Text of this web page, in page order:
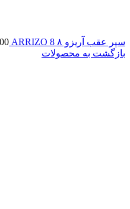
سپر عقب آریزو ۸ ARRIZO 8
بازگشت به محصولات